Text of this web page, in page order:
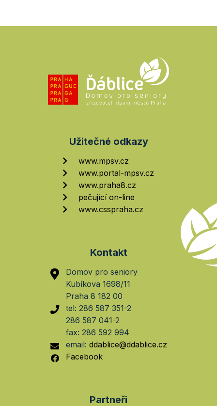
Partneři
Užitečné odkazy
www.mpsv.cz
www.portal-mpsv.cz
www.praha8.cz
pečující on-line
www.csspraha.cz
Kontakt
Domov pro seniory
Kubíkova 1698/11
Praha 8 182 00
tel: 286 587 351-2
286 587 041-2
fax: 286 592 994
email: ddablice@ddablice.cz
Facebook